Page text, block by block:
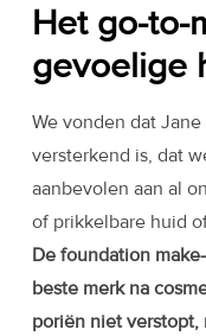
Het go-to-
gevoelige
We vonden dat
versterkend is, dat
aanbevolen aan al
of prikkelbare huid
De foundation
beste merk na
poriën niet